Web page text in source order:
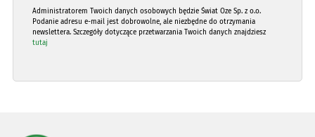
Administratorem Twoich danych osobowych będzie Świat Oze Sp. z o.o.
Podanie adresu e-mail jest dobrowolne, ale niezbędne do otrzymania
newslettera. Szczegóły dotyczące przetwarzania Twoich danych znajdziesz
tutaj